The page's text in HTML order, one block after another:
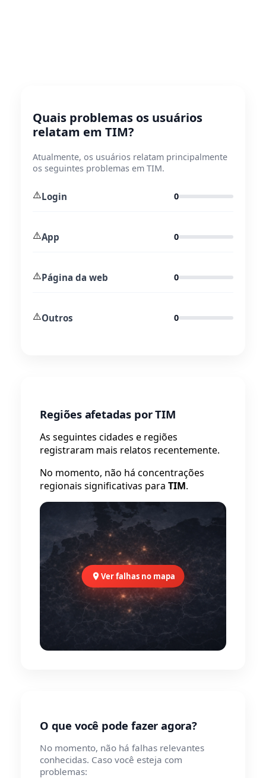
Quais problemas os usuários
relatam em TIM?
Atualmente, os usuários relatam principalmente
os seguintes problemas em TIM.
⚠️Login 0
⚠️App 0
⚠️Página da web 0
⚠️Outros 0
Regiões afetadas por TIM
As seguintes cidades e regiões
registraram mais relatos recentemente.
No momento, não há concentrações
regionais significativas para TIM.
Ver falhas no mapa
O que você pode fazer agora?
No momento, não há falhas relevantes
conhecidas. Caso você esteja com
problemas: